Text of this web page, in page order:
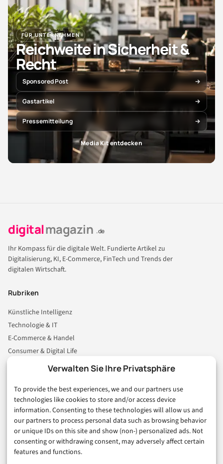
Verwalten Sie Ihre Privatsphäre
To provide the best experiences, we and our partners use
technologies like cookies to store and/or access device
information. Consenting to these technologies will allow us and
our partners to process personal data such as browsing behavior
or unique IDs on this site and show (non-) personalized ads. Not
consenting or withdrawing consent, may adversely affect certain
features and functions.
FÜR UNTERNEHMEN
Reichweite in Sicherheit &
Recht
Sponsored Post
Gastartikel
Pressemitteilung
Media Kit entdecken
digitalmagazin .de
Ihr Kompass für die digitale Welt. Fundierte Artikel zu
Digitalisierung, KI, E-Commerce, FinTech und Trends der
digitalen Wirtschaft.
Rubriken
Künstliche Intelligenz
Technologie & IT
E-Commerce & Handel
Consumer & Digital Life
Business & Karriere
Sicherheit & Recht
Digitalisierung
Marketing
Magazin